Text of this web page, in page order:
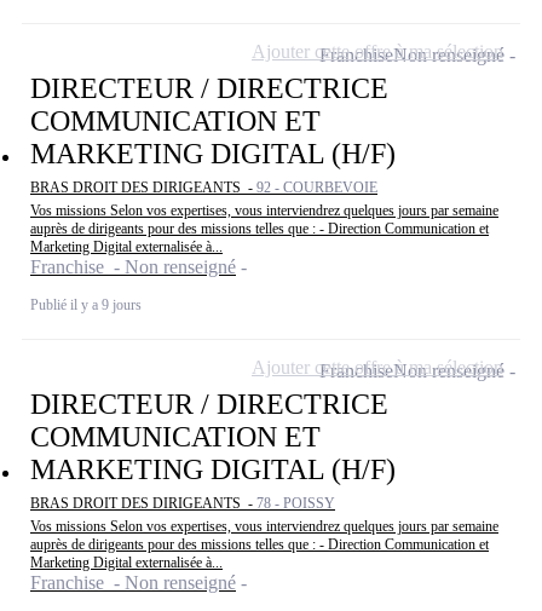
DIRECTEUR / DIRECTRICE
COMMUNICATION ET
MARKETING DIGITAL (H/F)
BRAS DROIT DES DIRIGEANTS - 92 - COURBEVOIE
Vos missions Selon vos expertises, vous interviendrez quelques jours par semaine
auprès de dirigeants pour des missions telles que : - Direction Communication et
Marketing Digital externalisée à...
Franchise - Non renseigné
Publié il y a 9 jours
FranchiseNon renseigné
Ajouter cette offre à ma sélection
DIRECTEUR / DIRECTRICE
COMMUNICATION ET
MARKETING DIGITAL (H/F)
BRAS DROIT DES DIRIGEANTS - 78 - POISSY
Vos missions Selon vos expertises, vous interviendrez quelques jours par semaine
auprès de dirigeants pour des missions telles que : - Direction Communication et
Marketing Digital externalisée à...
Franchise - Non renseigné
FranchiseNon renseigné
Ajouter cette offre à ma sélection